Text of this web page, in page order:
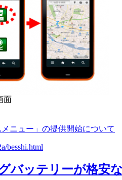
面
ニュー」の提供開始について
besshi.html
バッテリーが格安